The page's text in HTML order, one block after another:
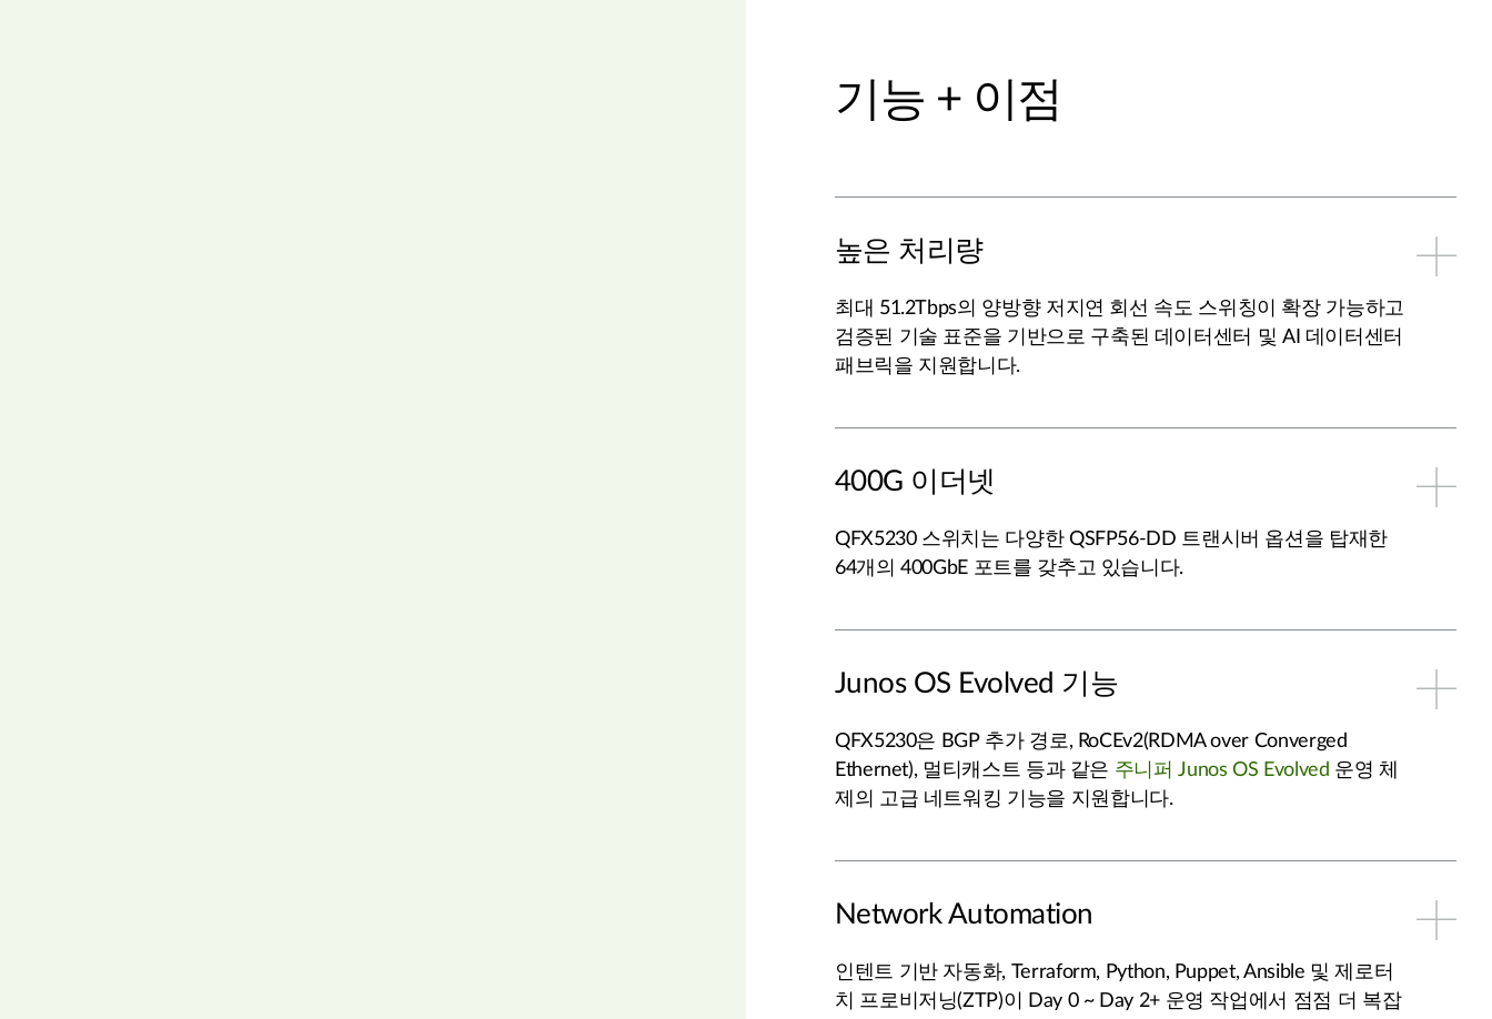
기능 + 이점
높은 처리량
최대 51.2Tbps의 양방향 저지연 회선 속도 스위칭이 확장 가능하고
검증된 기술 표준을 기반으로 구축된 데이터센터 및 AI 데이터센터
패브릭을 지원합니다.
400G 이더넷
QFX5230 스위치는 다양한 QSFP56-DD 트랜시버 옵션을 탑재한
64개의 400GbE 포트를 갖추고 있습니다.
Junos OS Evolved 기능
QFX5230은 BGP 추가 경로, RoCEv2(RDMA over Converged
Ethernet), 멀티캐스트 등과 같은 주니퍼 Junos OS Evolved 운영 체
제의 고급 네트워킹 기능을 지원합니다.
Network Automation
인텐트 기반 자동화, Terraform, Python, Puppet, Ansible 및 제로터
치 프로비저닝(ZTP)이 Day 0 ~ Day 2+ 운영 작업에서 점점 더 복잡